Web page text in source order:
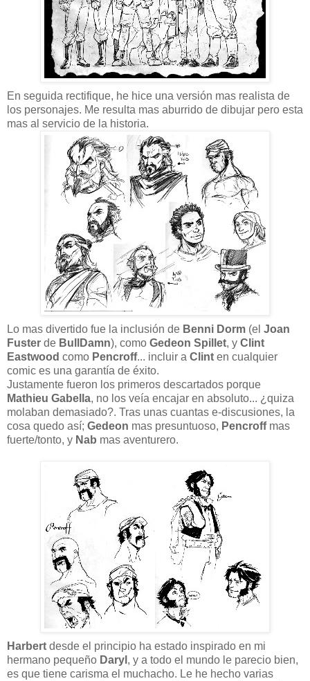
En seguida rectifique, he hice una versión mas realista de
los personajes. Me resulta mas aburrido de dibujar pero esta
mas al servicio de la historia.
Lo mas divertido fue la inclusión de Benni Dorm (el Joan
Fuster de BullDamn), como Gedeon Spillet, y Clint
Eastwood como Pencroff... incluir a Clint en cualquier
comic es una garantía de éxito.
Justamente fueron los primeros descartados porque
Mathieu Gabella, no los veía encajar en absoluto... ¿quiza
molaban demasiado?. Tras unas cuantas e-discusiones, la
cosa quedo así; Gedeon mas presuntuoso, Pencroff mas
fuerte/tonto, y Nab mas aventurero.
Harbert desde el principio ha estado inspirado en mi
hermano pequeño Daryl , y a todo el mundo le parecio bien,
es que tiene carisma el muchacho. Le he hecho varias